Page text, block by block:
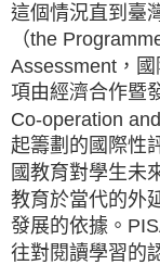
這個情況直到臺
（the
Assessment，
項由經濟合作暨
Co-operation
起籌劃的國際性
國教育對學生未
教育於當代的外
發展的依據。
往對閱讀學習的